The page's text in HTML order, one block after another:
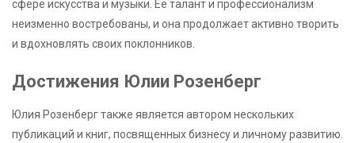
сфере искусства и музыки. Ее талант и профессионализм
неизменно востребованы, и она продолжает активно творить
и вдохновлять своих поклонников.
Достижения Юлии Розенберг
Юлия Розенберг также является автором нескольких
публикаций и книг, посвященных бизнесу и личному развитию.